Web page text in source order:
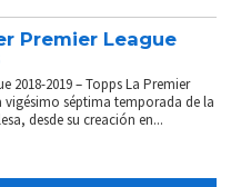
Premier League
2018-2019 – Topps La Premier
vigésimo séptima temporada de la
desde su creación en...